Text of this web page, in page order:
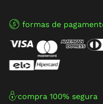
formas de
compra 100% segura